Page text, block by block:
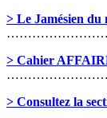
> Le Jamésien du
> Cahier
> Consultez la